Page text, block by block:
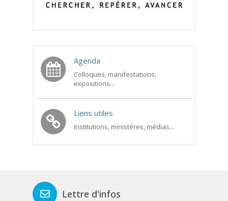
Agenda
Colloques, manifestations,
expositions...
Liens utiles
Institutions, ministères, médias...
Lettre d'infos